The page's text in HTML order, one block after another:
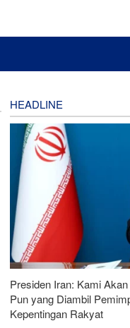
HEADLINE
Presiden Iran: Kami
Pun yang Diambil
Kepentingan Rakyat